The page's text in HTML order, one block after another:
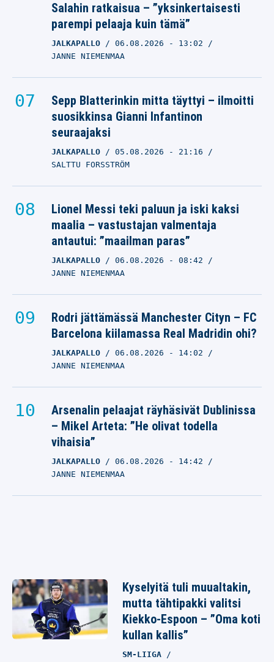
Salahin ratkaisua – ”yksinkertaisesti
parempi pelaaja kuin tämä”
JALKAPALLO 06.08.2026 - 13:02
JANNE NIEMENMAA
Sepp Blatterinkin mitta täyttyi – ilmoitti
suosikkinsa Gianni Infantinon
seuraajaksi
JALKAPALLO 05.08.2026 - 21:16
SALTTU FORSSTRÖM
Lionel Messi teki paluun ja iski kaksi
maalia – vastustajan valmentaja
antautui: ”maailman paras”
JALKAPALLO 06.08.2026 - 08:42
JANNE NIEMENMAA
Rodri jättämässä Manchester Cityn – FC
Barcelona kiilamassa Real Madridin ohi?
JALKAPALLO 06.08.2026 - 14:02
JANNE NIEMENMAA
Arsenalin pelaajat räyhäsivät Dublinissa
– Mikel Arteta: ”He olivat todella
vihaisia”
JALKAPALLO 06.08.2026 - 14:42
JANNE NIEMENMAA
Kyselyitä tuli muualtakin,
mutta tähtipakki valitsi
Kiekko-Espoon – ”Oma koti
kullan kallis”
SM-LIIGA